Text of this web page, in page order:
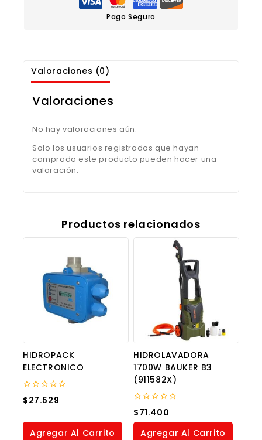
Pago Seguro
Valoraciones (0)
Valoraciones
No hay valoraciones aún.
Solo los usuarios registrados que hayan
comprado este producto pueden hacer una
valoración.
Productos relacionados
HIDROPACK
ELECTRONICO
0
out
5
$27.529
Agregar Al Carrito
HIDROLAVADORA
1700W BAUKER B3
(911582X)
0
out
of
$71.400
Agregar Al Carrito